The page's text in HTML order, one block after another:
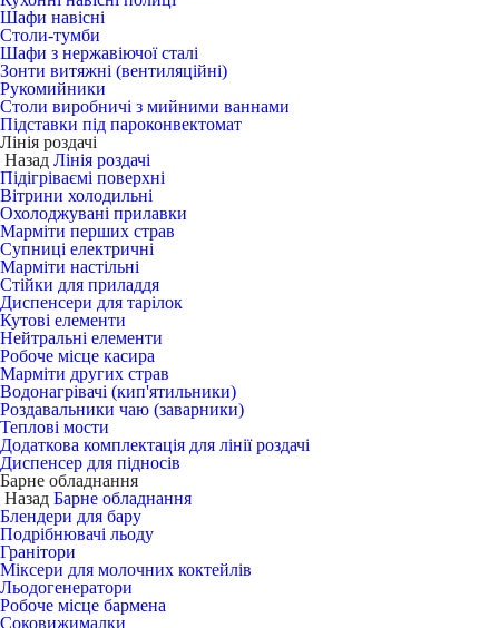
Шафи навісні
Столи-тумби
Шафи з нержавіючої сталі
Зонти витяжні (вентиляційні)
Рукомийники
Столи виробничі з мийними ваннами
Підставки під пароконвектомат
Лінія роздачі
Назад Лінія роздачі
Підігріваємі поверхні
Вітрини холодильні
Охолоджувані прилавки
Марміти перших страв
Супниці електричні
Марміти настільні
Стійки для приладдя
Диспенсери для тарілок
Кутові елементи
Нейтральні елементи
Робоче місце касира
Марміти других страв
Водонагрівачі (кип'ятильники)
Роздавальники чаю (заварники)
Теплові мости
Додаткова комплектація для лінії роздачі
Диспенсер для підносів
Барне обладнання
Назад Барне обладнання
Блендери для бару
Подрібнювачі льоду
Гранітори
Міксери для молочних коктейлів
Льодогенератори
Робоче місце бармена
Соковижималки